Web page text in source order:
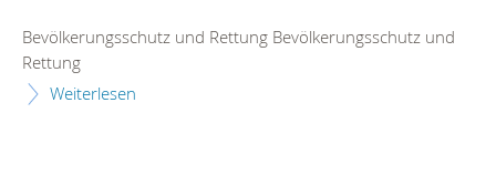
Bevölkerungsschutz und Rettung Bevölkerungsschutz und
Rettung
Weiterlesen